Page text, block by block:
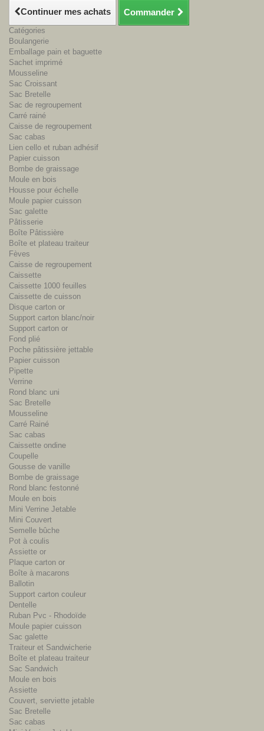
Continuer mes achats Commander
Catégories
Boulangerie
Emballage pain et baguette
Sachet imprimé
Mousseline
Sac Croissant
Sac Bretelle
Sac de regroupement
Carré rainé
Caisse de regroupement
Sac cabas
Lien cello et ruban adhésif
Papier cuisson
Bombe de graissage
Moule en bois
Housse pour échelle
Moule papier cuisson
Sac galette
Pâtisserie
Boîte Pâtissière
Boîte et plateau traiteur
Fèves
Caisse de regroupement
Caissette
Caissette 1000 feuilles
Caissette de cuisson
Disque carton or
Support carton blanc/noir
Support carton or
Fond plié
Poche pâtissière jettable
Papier cuisson
Pipette
Verrine
Rond blanc uni
Sac Bretelle
Mousseline
Carré Rainé
Sac cabas
Caissette ondine
Coupelle
Gousse de vanille
Bombe de graissage
Rond blanc festonné
Moule en bois
Mini Verrine Jetable
Mini Couvert
Semelle bûche
Pot à coulis
Assiette or
Plaque carton or
Boîte à macarons
Ballotin
Support carton couleur
Dentelle
Ruban Pvc - Rhodoïde
Moule papier cuisson
Sac galette
Traiteur et Sandwicherie
Boîte et plateau traiteur
Sac Sandwich
Moule en bois
Assiette
Couvert, serviette jetable
Sac Bretelle
Sac cabas